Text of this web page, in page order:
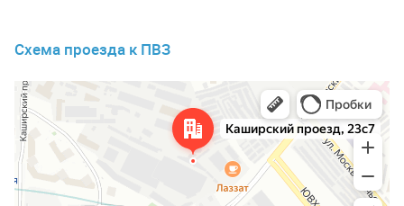
Схема проезда к ПВЗ